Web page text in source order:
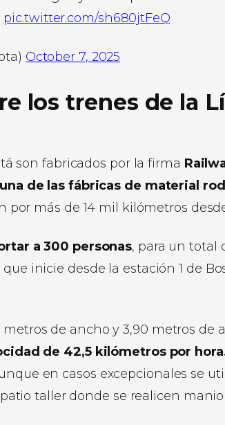
pic.twitter.com/sh680jtFeQ
October 7, 2025
los trenes de la
son fabricados por la firma
de las fábricas de material
por más de 14 mil kilómetros
a 300 personas, para un total
inicie desde la estación 1 de
metros de ancho y 3,90 metros de
de 42,5 kilómetros por
en casos excepcionales se
taller donde se realicen